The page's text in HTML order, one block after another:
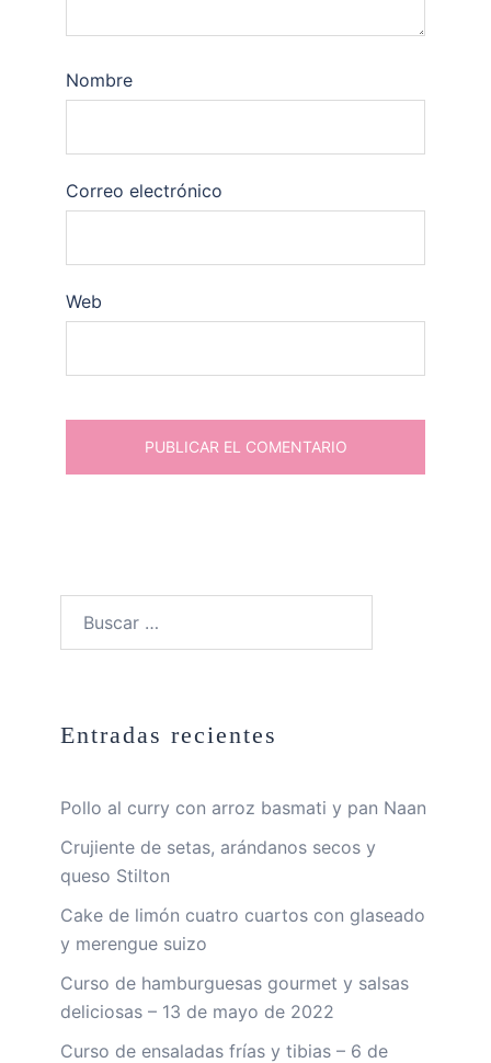
Nombre
Correo electrónico
Web
Entradas recientes
Pollo al curry con arroz basmati y pan Naan
Crujiente de setas, arándanos secos y
queso Stilton
Cake de limón cuatro cuartos con glaseado
y merengue suizo
Curso de hamburguesas gourmet y salsas
deliciosas – 13 de mayo de 2022
Curso de ensaladas frías y tibias – 6 de